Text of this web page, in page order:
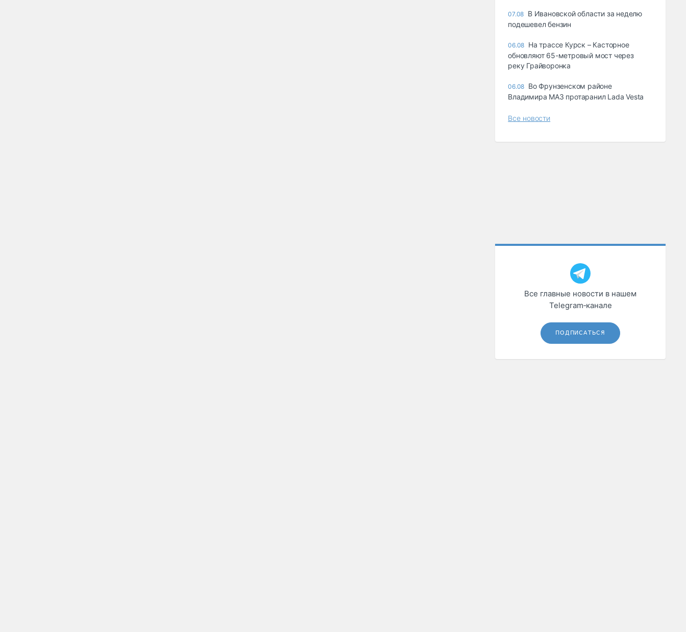
07.08 В Ивановской области за неделю
подешевел бензин
06.08 На трассе Курск – Касторное
обновляют 65-метровый мост через
реку Грайворонка
06.08 Во Фрунзенском районе
Владимира МАЗ протаранил Lada Vesta
Все новости
Все главные новости в нашем
Telegram‑канале
ПОДПИСАТЬСЯ